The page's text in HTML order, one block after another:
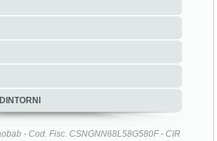
- Cod. Fisc. CSNGNN68L58G580F - CIR